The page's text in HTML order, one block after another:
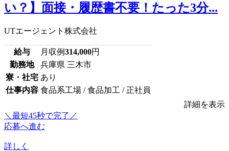
い？】面接・履歴書不要！たった3分...
UTエージェント株式会社
給与 月収例314,000円
勤務地
兵庫県 三木市
寮・社宅 あり
仕事内容 食品系工場 / 食品加工 / 正社員
詳細を表示
＼最短45秒で完了／
応募へ進む
詳しく